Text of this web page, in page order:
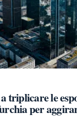
triplicare le
per